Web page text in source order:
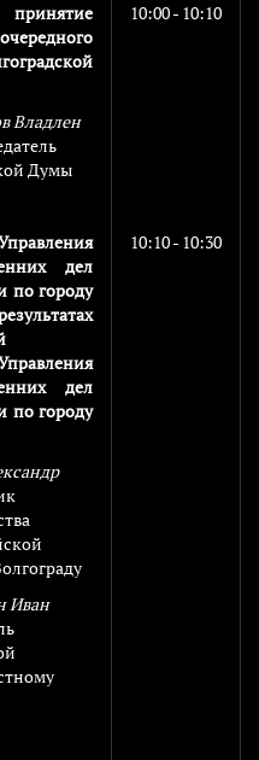
Владлен
Думы
10:00 - 10:10
дел
по городу
дел
по городу
Иван
10:10 - 10:30